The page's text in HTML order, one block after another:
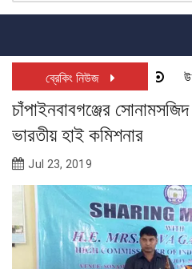
ব্রেকিং নিউজ
চাঁপাইনবাবগঞ্জের
ভারতীয় হাই কমিশনার
Jul 23, 2019